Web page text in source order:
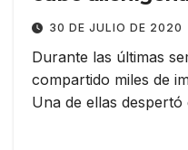
30 DE JULIO DE 2020
Durante las últimas
compartido miles de
Una de ellas